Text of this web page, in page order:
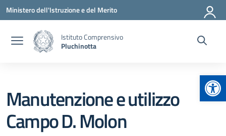
Vai ai contenuti
Vai al menu di navigazione
Vai al footer
Ministero dell'Istruzione e del Merito
Istituto Comprensivo
Pluchinotta
Manutenzione e utilizzo
Campo D. Molon